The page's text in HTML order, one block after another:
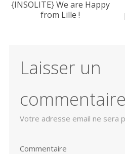
{INSOLITE} We are Happy
from Lille !
Laisser un
commentaire
Votre adresse email ne sera
Commentaire